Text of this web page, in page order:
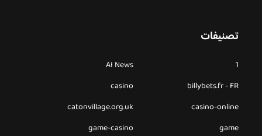
تصنيفات
1
AI News
billybets.fr - FR
casino
casino-online
catonvillage.org.uk
game
game-casino